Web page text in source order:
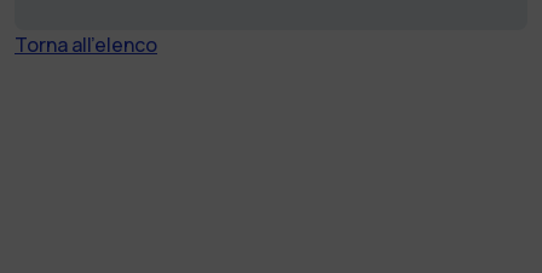
Torna all'elenco